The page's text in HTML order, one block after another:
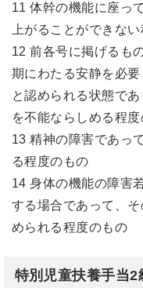
11 体幹の機能に座っ
上がることができな
12 前各号に掲げるも
期にわたる安静を必
と認められる状態で
を不能ならしめる程
13 精神の障害であっ
る程度のもの
14 身体の機能の障害
する場合であって、
められる程度のもの
特別児童扶養手当2